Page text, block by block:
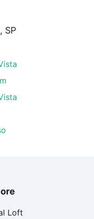
0 e com nossas
de compra,
Loft, com você
SP
Loft